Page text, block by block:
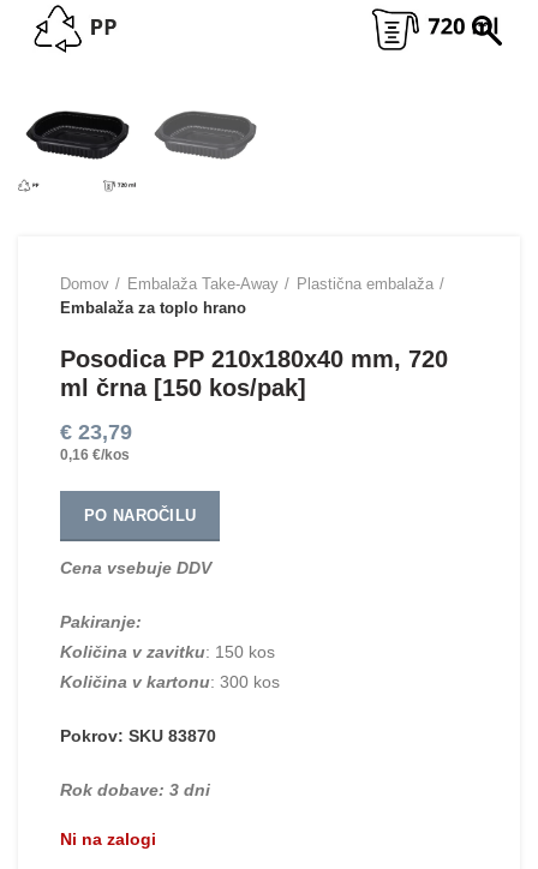
Domov Embalaža Take-Away
Plastična embalaža
Embalaža za toplo hrano
Posodica PP 210x180x40 mm, 720
ml črna [150 kos/pak]
€ 23,79
0,16 €/kos
PO NAROČILU
Cena vsebuje DDV
Pakiranje:
Količina v zavitku: 150 kos
Količina v kartonu: 300 kos
Pokrov: SKU 83870
Rok dobave: 3 dni
Ni na zalogi